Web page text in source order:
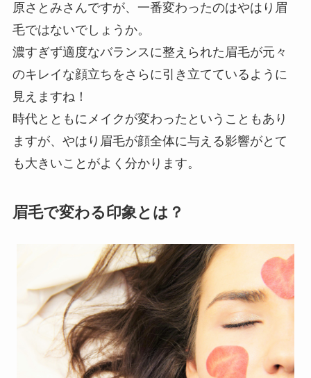
原さとみさんですが、一番変わったのはやはり眉
毛ではないでしょうか。
濃すぎず適度なバランスに整えられた眉毛が元々
のキレイな顔立ちをさらに引き立てているように
見えますね！
時代とともにメイクが変わったということもあり
ますが、やはり眉毛が顔全体に与える影響がとて
も大きいことがよく分かります。
眉毛で変わる印象とは？